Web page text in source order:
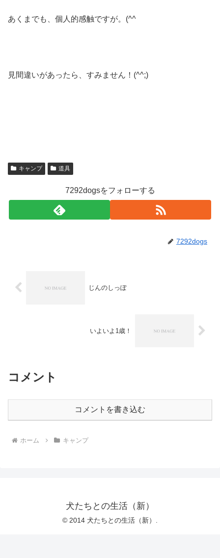
あくまでも、個人的感触ですが。(^^ゞ
見間違いがあったら、すみません！(^^;)
キャンプ 道具
7292dogsをフォローする
7292dogs
じんのしっぽ
いよいよ1歳！
コメント
コメントを書き込む
ホーム キャンプ
犬たちとの生活（新）
© 2014 犬たちとの生活（新）.